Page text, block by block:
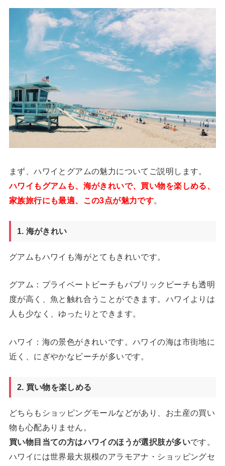
まず、ハワイとグアムの魅力についてご説明します。
ハワイもグアムも、海がきれいで、買い物を楽しめる、
家族旅行にも最適、この3点が魅力です
1. 海がきれい
グアムもハワイも海がとてもきれいです。
グアム：プライベートビーチもパブリックビーチも透明
度が高く、魚と触れ合うことができます。ハワイよりは
人も少なく、ゆったりとできます。
ハワイ：海の景色がきれいです。ハワイの海は市街地に
近く、にぎやかなビーチが多いです。
2. 買い物を楽しめる
どちらもショッピングモールなどがあり、お土産の買い
物も心配ありません。
買い物目当ての方はハワイのほうが選択肢が多いです。
ハワイには世界最大規模のアラモアナ・ショッピングセ